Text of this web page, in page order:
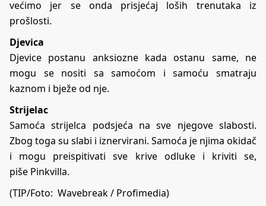
većimo jer se onda prisjećaj loših trenutaka iz
prošlosti.
Djevica
Djevice postanu anksiozne kada ostanu same, ne
mogu se nositi sa samoćom i samoću smatraju
kaznom i bježe od nje.
Strijelac
Samoća strijelca podsjeća na sve njegove slabosti.
Zbog toga su slabi i iznervirani. Samoća je njima okidač
i mogu preispitivati sve krive odluke i kriviti se,
piše Pinkvilla.
(TIP/Foto: Wavebreak / Profimedia)